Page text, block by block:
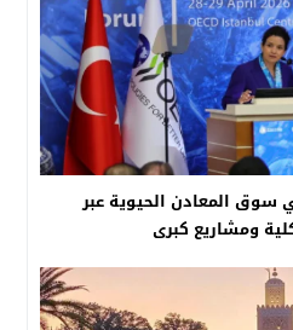
سوق المعادن الحيوية عبر
ومشاريع كبرى